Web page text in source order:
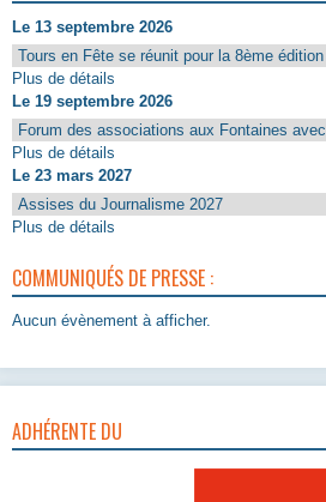
Le 13 septembre 2026
Tours en Fête se réunit pour la 8ème
Plus de détails
Le 19 septembre 2026
Forum des associations aux Fontaines
Plus de détails
Le 23 mars 2027
Assises du Journalisme 2027
Plus de détails
COMMUNIQUÉS DE PRESSE :
Aucun évènement à afficher.
ADHÉRENTE DU